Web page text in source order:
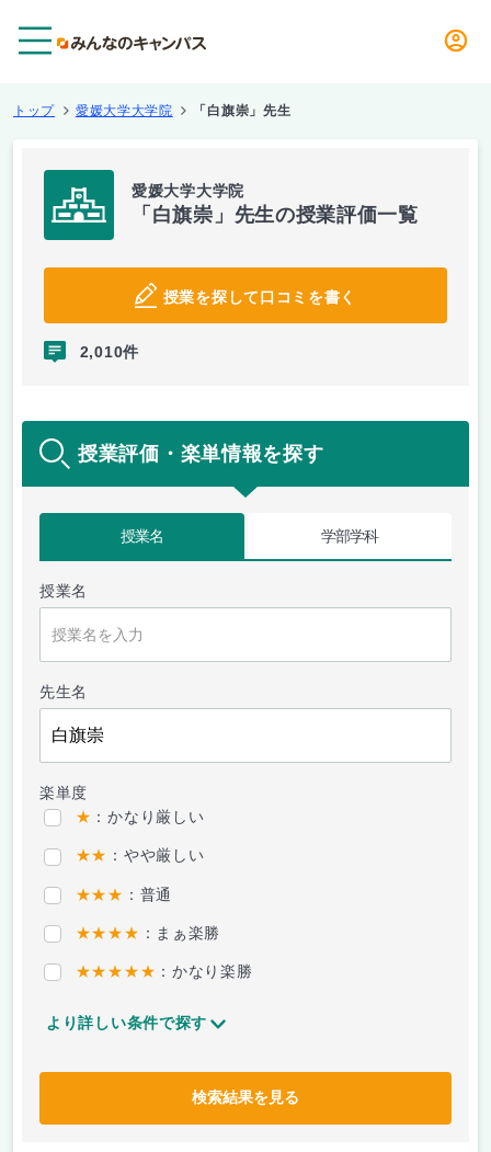
トップ 愛媛大学大学院 「白旗崇」先生
愛媛大学大学院
「白旗崇」先生の授業評価一覧
授業を探して口コミを書く
2,010件
授業評価・楽単情報を探す
授業名 学部学科
授業名
先生名
楽単度
★ ：かなり厳しい
★★ ：やや厳しい
★★★ ：普通
★★★★ ：まぁ楽勝
★★★★★ ：かなり楽勝
より詳しい条件で探す
検索結果を見る